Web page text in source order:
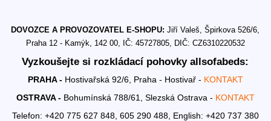
DOVOZCE A PROVOZOVATEL E-SHOPU:Jiří Valeš, Špirkova 526/6,
Praha 12 - Kamýk, 142 00, IČ: 45727805, DIČ: CZ6310220532
Vyzkoušejte si rozkládací pohovky allsofabeds:
PRAHA - Hostivařská 92/6, Praha - Hostivař - KONTAKT
OSTRAVA - Bohumínská 788/61, Slezská Ostrava - KONTAKT
Telefon: +420 775 627 848, 605 290 488, English: +420 737 380